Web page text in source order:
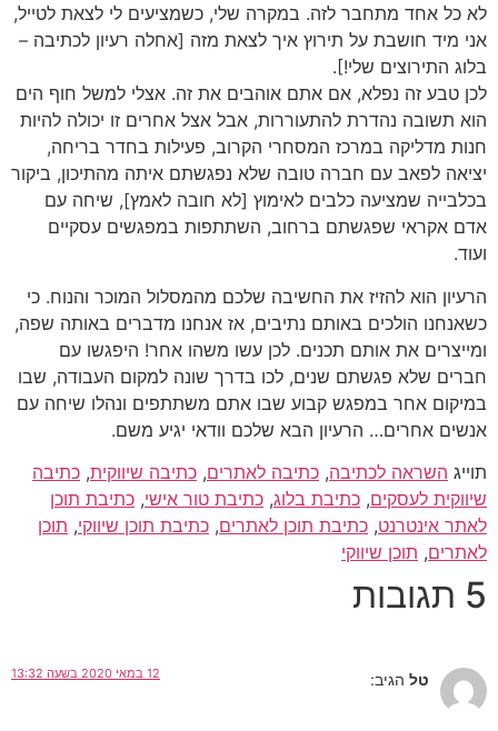
לא כל אחד מתחבר לזה. במקרה שלי, כשמציעים לי לצאת לטייל,
אני מיד חושבת על תירוץ איך לצאת מזה [אחלה רעיון לכתיבה –
בלוג התירוצים שלי!].
לכן טבע זה נפלא, אם אתם אוהבים את זה. אצלי למשל חוף הים
הוא תשובה נהדרת להתעוררות, אבל אצל אחרים זו יכולה להיות
חנות מדליקה במרכז המסחרי הקרוב, פעילות בחדר בריחה,
יציאה לפאב עם חברה טובה שלא נפגשתם איתה מהתיכון, ביקור
בכלבייה שמציעה כלבים לאימוץ [לא חובה לאמץ], שיחה עם
אדם אקראי שפגשתם ברחוב, השתתפות במפגשים עסקיים
ועוד.
הרעיון הוא להזיז את החשיבה שלכם מהמסלול המוכר והנוח. כי
כשאנחנו הולכים באותם נתיבים, אז אנחנו מדברים באותה שפה,
ומייצרים את אותם תכנים. לכן עשו משהו אחר! היפגשו עם
חברים שלא פגשתם שנים, לכו בדרך שונה למקום העבודה, שבו
במיקום אחר במפגש קבוע שבו אתם משתתפים ונהלו שיחה עם
אנשים אחרים… הרעיון הבא שלכם וודאי יגיע משם.
תוייג השראה לכתיבה, כתיבה לאתרים, כתיבה שיווקית, כתיבה
שיווקית לעסקים, כתיבת בלוג, כתיבת טור אישי, כתיבת תוכן
לאתר אינטרנט, כתיבת תוכן לאתרים, כתיבת תוכן שיווקי, תוכן
לאתרים, תוכן שיווקי
5 תגובות
טל הגיב: 12 במאי 2020 בשעה 13:32